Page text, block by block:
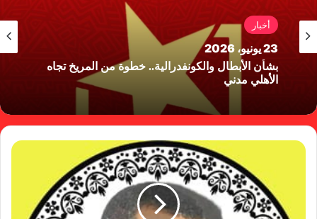
أخبار
23 يونيو، 2026
بشأن الأبطال والكونفدرالية.. خطوة من المريخ تجاه
الأهلي مدني